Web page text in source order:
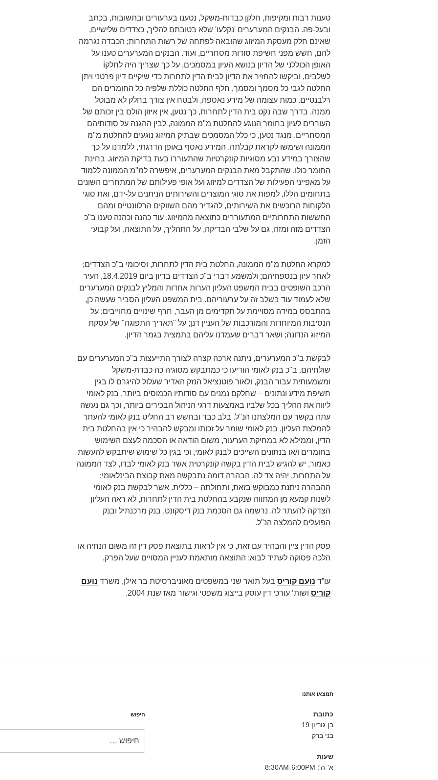
טענות רבות ומקיפות, חלקן כבדות-משקל, נטענו בערעורים ובתשובות, בכתב
ובעל-פה. הבנקים המערערים 'נקלעו' שלא בטובתם להליך, כצדדים שלישיים,
שאינם חלק מעסקת המיזוג שהובאה לפתחה של רשות התחרות; הכבדה נגרמה
להם, חשש מפני חשיפת סודות מסחריים, ועוד. הבנקים המערערים טענו על
האופן הכוללני של הדיון בנושא העיון במסמכים, על כך שצריך היה לחלקוֹ
לשלבים, וביקשו להחזיר את הדיון לבית הדין לתחרות כדי שיקיים דיון פרטני ויתן
החלטה לגבי כל מסמך ומסמך, חלף החלטה כוללת שלפיה כל החומרים הם
רלבנטיים. כמות עצומה של מידע נאספה, ולבטח אין צורך בחלק לא מבוטל
ממנה. בדרך שבה נקט בית הדין לתחרות, כך נטען, אין איזון הולם בין זכותם של
העוררים לעיון בחומר הנוגע להחלטת מ"מ הממונה, לבין ההגנה על סודותיהם
המסחריים. מנגד נטען, כי כלל המסמכים שבתיק המיזוג נוגעים להחלטת מ"מ
הממונה ושימשו לקראת קבלתה. המידע נאסף באופן הדרגתי, ללמדנו על כך
שהצורך במידע נבע מסוגיות קונקרטיות שהתעוררו בעת בדיקת המיזוג. בחינת
החומר כולו, שהתקבל מאת הבנקים המערערים, איפשרה למ"מ הממונה ללמוד
על מאפייני הפעילות של הצדדים למיזוג ועל אופי פעילותם של המתחרים השונים
בתחומים הללו, למפות את סוגי המוצרים והשירותים הניתנים על-ידם, ואת סוגי
הלקוחות הרוכשים את השירותים, להגדיר מהם השווקים הרלוונטיים ומהם
החששות התחרותיים המתעוררים כתוצאה מהמיזוג. עוד כהנה וכהנה טענו ב"כ
הצדדים מזה ומזה, גם על שלבי הבדיקה, על התהליך, על התוצאה, ועל קבועי
הזמן.
למקרא החלטת מ"מ הממונה, החלטת בית הדין לתחרות, וסיכומי ב"כ הצדדים;
לאחר עיון בנספחיהם; ולמשמע דברי ב"כ הצדדים בדיון ביום 18.4.2019, העיר
הרכב השופטים בבית המשפט העליון הערות אחדות והמליץ לבנקים המערערים
שלא לעמוד עוד בשלב זה על ערעוריהם. בית המשפט העליון הסביר שעשה כן,
בהתבסס במידה מסויימת על תקדימים מן העבר, חרף שינויים מחוייבים; על
הנסיבות המיוחדות והמורכבות של העניין דנן; על "תאריך התפוגה" של עסקת
המיזוג הנדונה; ושאר דברים שעמדנו עליהם בתמצית בגמר הדיון.
לבקשת ב"כ המערערים, ניתנה ארכה קצרה לצורך התייעצות ב"כ המערערים עם
שולחיהם. ב"כ בנק לאומי הודיעו כי כמתבקש מסוגיה כה כבדת-משקל
ומשמעותית עבור הבנק, ולאור פוטנציאל הנזק האדיר שעלול להיגרם לו בגין
חשיפת מידע ונתונים – שחלקם נמנים עם סודותיו הכמוסים ביותר, בנק לאומי
ליווה את ההליך בכל שלביו באמצעות דרגי הניהול הבכירים ביותר, וכך גם נעשה
עתה בקשר עם המלצתנו הנ"ל. בלב כבד ובחשש רב החליט בנק לאומי להעתר
להמלצת העליון. בנק לאומי שומר על זכותו ומבקש להבהיר כי אין בהחלטת בית
הדין, וממילא לא במחיקת הערעור, משום הודאה או הסכמה לעצם השימוש
בחומרים ו/או בנתונים השייכים לבנק לאומי, וכי בגין כל שימוש שיתבקש להעשות
כאמור, יש להגיש לבית הדין בקשה קונקרטית אשר בנק לאומי לבדו, לצד הממונה
על התחרות, יהיה צד לה. הבהרה דומה נתבקשה מאת קבוצת הבינלאומי;
ההבהרה ניתנת כמבוקש בזאת, ותחולתה – כללית. אשר לבקשת בנק לאומי
לשנות קמעא מן המתווה שנקבע בהחלטת בית הדין לתחרות, לא ראה העליון
הצדקה להעתר לה. נרשמה גם הסכמת בנק דיסקונט, בנק מרכנתיל ובנק
הפועלים להמלצה הנ"ל.
פסק הדין ציין והבהיר עם זאת, כי אין לראות בתוצאת פסק דין זה משום הנחיה או
הלכה פסוקה לעתיד לבוא; התוצאה מותאמת לעניין המסויים שעל הפרק.
עו”ד נועם קוריס בעל תואר שני במשפטים מאוניברסיטת בר אילן, משרד נועם
קוריס ושות’ עורכי דין עוסק בייצוג משפטי וגישור מאז שנת 2004.
תמצאו אותנו
כתובת
בן גוריון 19
בני ברק
שעות
א'-ה': 8:30AM-6:00PM
חיפוש